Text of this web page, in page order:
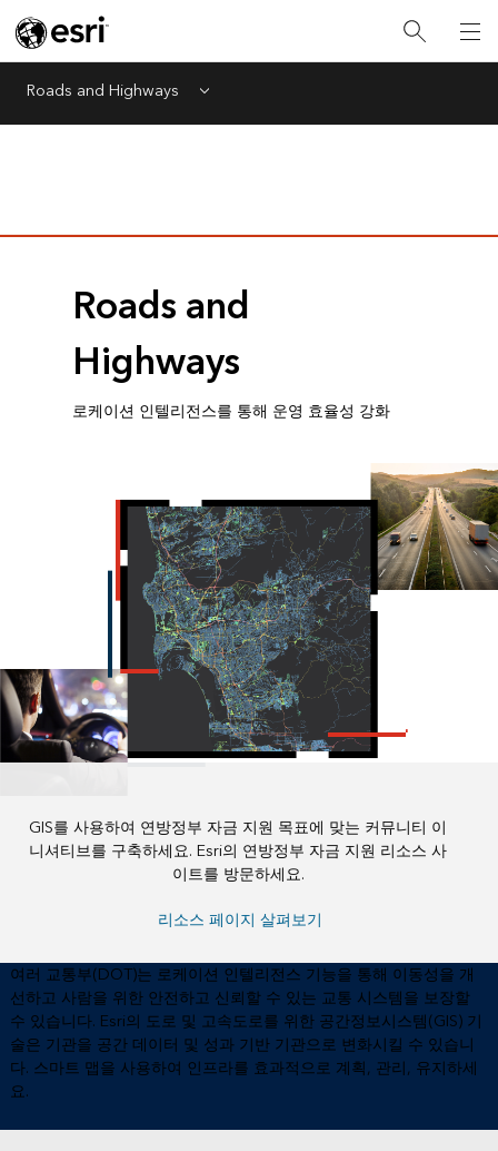
Roads and Highways Menu
Roads and
Highways
로케이션 인텔리전스를 통해 운영 효율성 강화
GIS를 사용하여 연방정부 자금 지원 목표에 맞는 커뮤니티 이
니셔티브를 구축하세요. Esri의 연방정부 자금 지원 리소스 사
이트를 방문하세요.
리소스 페이지 살펴보기
여러 교통부(DOT)는 로케이션 인텔리전스 기능을 통해 이동성을 개
선하고 사람을 위한 안전하고 신뢰할 수 있는 교통 시스템을 보장할
수 있습니다. Esri의 도로 및 고속도로를 위한 공간정보시스템(GIS) 기
술은 기관을 공간 데이터 및 성과 기반 기관으로 변화시킬 수 있습니
다. 스마트 맵을 사용하여 인프라를 효과적으로 계획, 관리, 유지하세
요.